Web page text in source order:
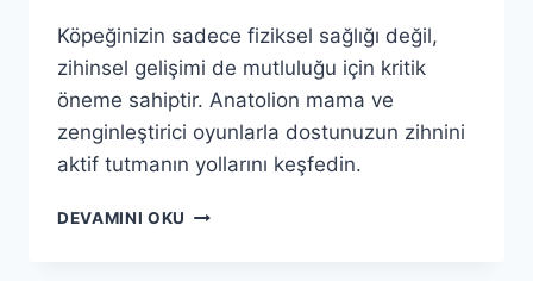
Köpeğinizin sadece fiziksel sağlığı değil,
zihinsel gelişimi de mutluluğu için kritik
öneme sahiptir. Anatolion mama ve
zenginleştirici oyunlarla dostunuzun zihnini
aktif tutmanın yollarını keşfedin.
DEVAMINI OKU ANATOLION